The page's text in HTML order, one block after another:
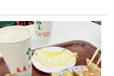
活風景，感受專屬熊本的